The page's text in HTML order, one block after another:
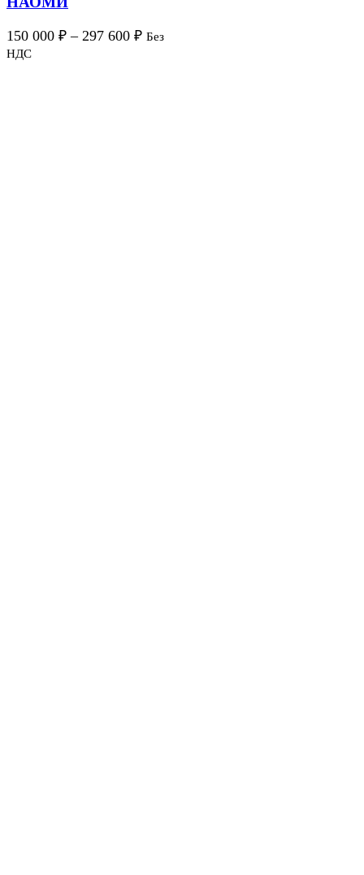
150 000 ₽ – 297 600 ₽ Без
НДС